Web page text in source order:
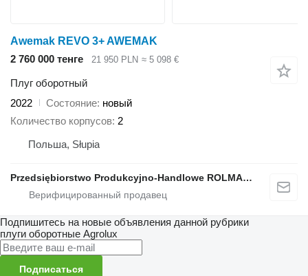
Awemak REVO 3+ AWEMAK
2 760 000 тенге
21 950 PLN ≈ 5 098 €
Плуг оборотный
2022
Состояние новый
Количество корпусов 2
Польша, Słupia
Przedsiębiorstwo Produkcyjno-Handlowe ROLMAPOL Marcin Dziekan
Подпишитесь на новые объявления данной рубрики
плуги оборотные Agrolux
Подписаться